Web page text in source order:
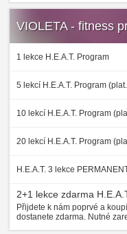
VIOLETA - fitness
1 lekce H.E.A.T. Program
5 lekcí H.E.A.T. Program
10 lekcí H.E.A.T. Program
20 lekcí H.E.A.T. Program
H.E.A.T. 3 lekce
2+1 lekce zdarma
Přijdete k nám poprvé a
dostanete zdarma. Nutné